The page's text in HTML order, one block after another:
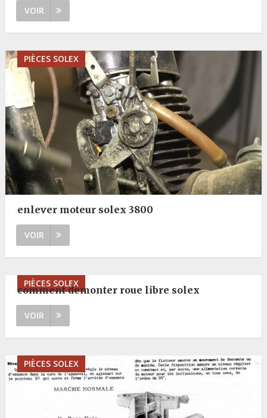
VOIR
PIÈCES SOLEX
enlever moteur solex 3800
VOIR
PIÈCES SOLEX
comment demonter roue libre solex
VOIR
PIÈCES SOLEX